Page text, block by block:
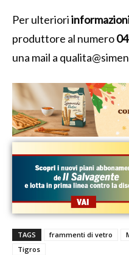
Per ulteriori
produttore al numero
una mail a
TAGS frammenti di vetro
Tigros